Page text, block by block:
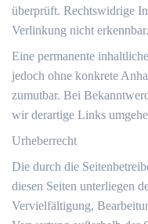
überprüft. Rechtswidrige
Verlinkung nicht erkennbar.
Eine permanente
jedoch ohne konkrete
zumutbar. Bei
wir derartige Links
Urheberrecht
Die durch die
diesen Seiten unterliegen
Vervielfältigung,